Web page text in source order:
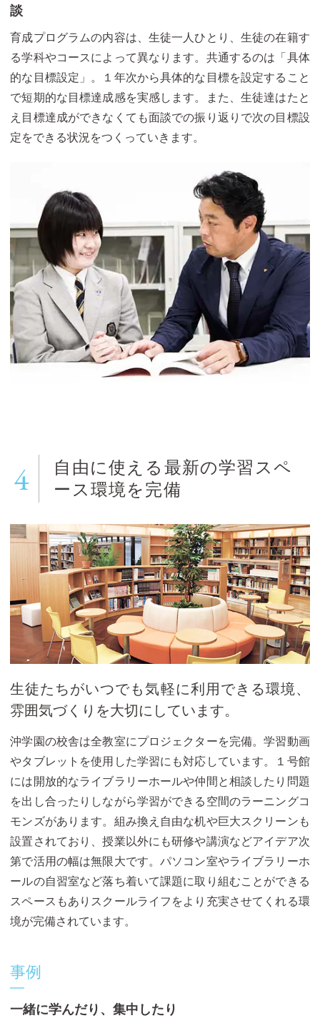
談
育成プログラムの内容は、生徒一人ひとり、生徒の在籍す
る学科やコースによって異なります。共通するのは「具体
的な目標設定」。１年次から具体的な目標を設定すること
で短期的な目標達成感を実感します。また、生徒達はたと
え目標達成ができなくても面談での振り返りで次の目標設
定をできる状況をつくっていきます。
4 自由に使える最新の学習スペ
ース環境を完備
生徒たちがいつでも気軽に利用できる環境、
雰囲気づくりを大切にしています。
沖学園の校舎は全教室にプロジェクターを完備。学習動画
やタブレットを使用した学習にも対応しています。１号館
には開放的なライブラリーホールや仲間と相談したり問題
を出し合ったりしながら学習ができる空間のラーニングコ
モンズがあります。組み換え自由な机や巨大スクリーンも
設置されており、授業以外にも研修や講演などアイデア次
第で活用の幅は無限大です。パソコン室やライブラリーホ
ールの自習室など落ち着いて課題に取り組むことができる
スペースもありスクールライフをより充実させてくれる環
境が完備されています。
事例
一緒に学んだり、集中したり